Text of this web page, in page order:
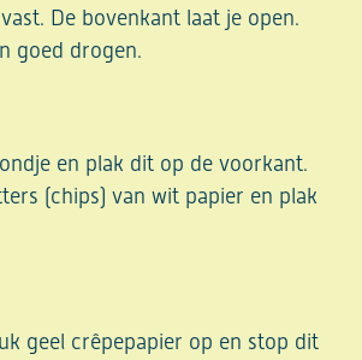
De bovenkant laat je open.
goed drogen.
en plak dit op de voorkant.
(chips) van wit papier en plak
geel crêpepapier op en stop dit